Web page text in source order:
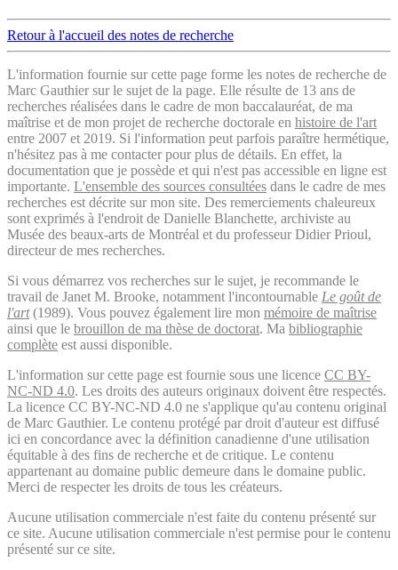
Retour à l'accueil des notes de recherche
L'information fournie sur cette page forme les notes de recherche de
Marc Gauthier sur le sujet de la page. Elle résulte de 13 ans de
recherches réalisées dans le cadre de mon baccalauréat, de ma
maîtrise et de mon projet de recherche doctorale en histoire de l'art
entre 2007 et 2019. Si l'information peut parfois paraître hermétique,
n'hésitez pas à me contacter pour plus de détails. En effet, la
documentation que je possède et qui n'est pas accessible en ligne est
importante. L'ensemble des sources consultées dans le cadre de mes
recherches est décrite sur mon site. Des remerciements chaleureux
sont exprimés à l'endroit de Danielle Blanchette, archiviste au
Musée des beaux-arts de Montréal et du professeur Didier Prioul,
directeur de mes recherches.
Si vous démarrez vos recherches sur le sujet, je recommande le
travail de Janet M. Brooke, notamment l'incontournable Le goût de
l'art(1989). Vous pouvez également lire mon mémoire de maîtrise
ainsi que le brouillon de ma thèse de doctorat. Ma bibliographie
complète est aussi disponible.
L'information sur cette page est fournie sous une licence CC BY-
NC-ND 4.0. Les droits des auteurs originaux doivent être respectés.
La licence CC BY-NC-ND 4.0 ne s'applique qu'au contenu original
de Marc Gauthier. Le contenu protégé par droit d'auteur est diffusé
ici en concordance avec la définition canadienne d'une utilisation
équitable à des fins de recherche et de critique. Le contenu
appartenant au domaine public demeure dans le domaine public.
Merci de respecter les droits de tous les créateurs.
Aucune utilisation commerciale n'est faite du contenu présenté sur
ce site. Aucune utilisation commerciale n'est permise pour le contenu
présenté sur ce site.